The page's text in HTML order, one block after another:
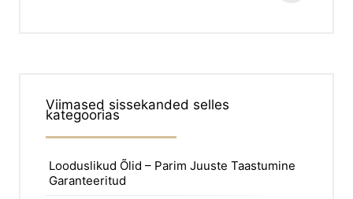
Viimased sissekanded selles
kategoorias
Looduslikud Õlid – Parim Juuste Taastumine
Garanteeritud